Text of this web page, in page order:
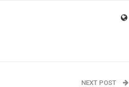
NEXT POST